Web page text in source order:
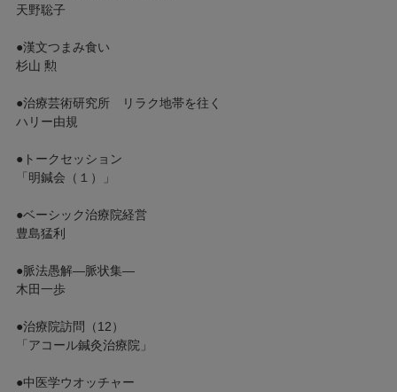
天野聡子
●漢文つまみ食い
杉山 勲
●治療芸術研究所 リラク地帯を往く
ハリー由規
●トークセッション
「明鍼会（１）」
●ベーシック治療院経営
豊島猛利
●脈法愚解―脈状集―
木田一歩
●治療院訪問（12）
「アコール鍼灸治療院」
●中医学ウオッチャー